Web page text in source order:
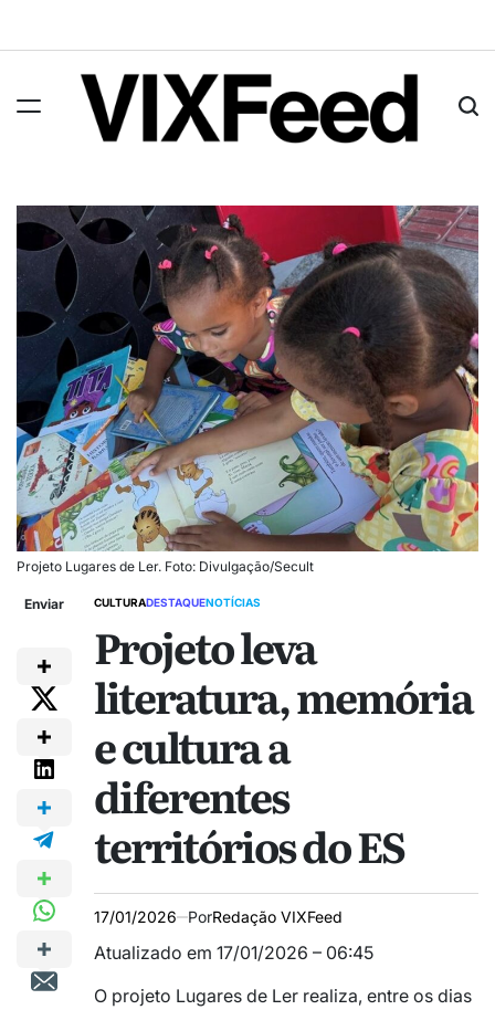
Projeto Lugares de Ler. Foto: Divulgação/Secult
Enviar CULTURADESTAQUENOTÍCIAS
Projeto leva
literatura, memória
e cultura a
diferentes
territórios do ES
17/01/2026 PorRedação VIXFeed
Atualizado em 17/01/2026 – 06:45
O projeto Lugares de Ler realiza, entre os dias